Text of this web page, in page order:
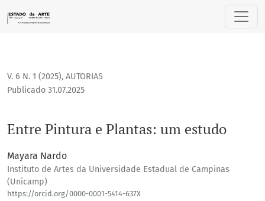
V. 6 N. 1 (2025), AUTORIAS
Entre Pintura e Plantas: um estudo
Publicado 31.07.2025
Mayara Nardo
Instituto de Artes da Universidade Estadual de Campinas
(Unicamp)
https://orcid.org/0000-0001-5414-637X